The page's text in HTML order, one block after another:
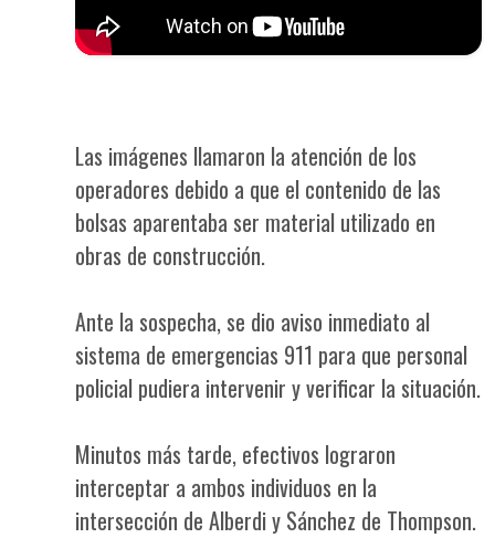
Las imágenes llamaron la atención de los
operadores debido a que el contenido de las
bolsas aparentaba ser material utilizado en
obras de construcción.
Ante la sospecha, se dio aviso inmediato al
sistema de emergencias 911 para que personal
policial pudiera intervenir y verificar la situación.
Minutos más tarde, efectivos lograron
interceptar a ambos individuos en la
intersección de Alberdi y Sánchez de Thompson.